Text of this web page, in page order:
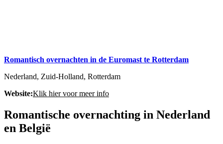
Romantisch overnachten in de Euromast te Rotterdam
Nederland, Zuid-Holland, Rotterdam
Website:Klik hier voor meer info
Romantische overnachting in Nederland
en België